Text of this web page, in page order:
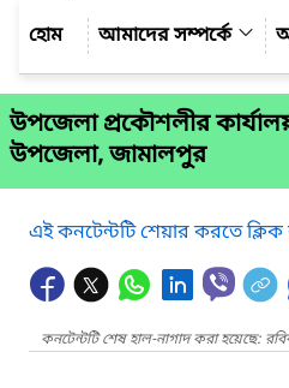
আমাদের সম্পর্কে
উপজেলা প্রকৌশলীর
উপজেলা, জামালপুর
এই কনটেন্টটি শেয়ার করতে
কনটেন্টটি শেষ হাল-নাগাদ করা হয়েছে: